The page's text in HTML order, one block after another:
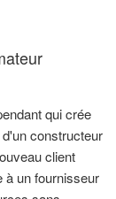
qui crée
constructeur
client
à un fournisseur